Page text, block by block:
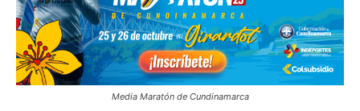
Media Maratón de Cundinamarca